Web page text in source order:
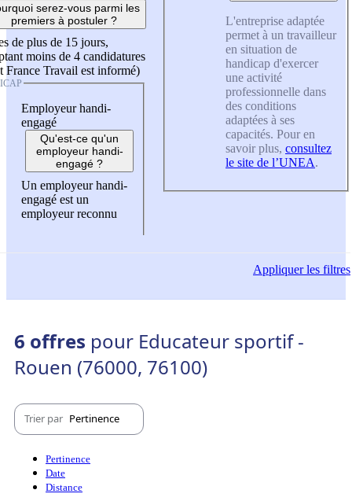
serez-vous parmi les
premiers à postuler ?
de plus de 15 jours,
moins de 4 candidatures
France Travail est informé)
Employeur handi-
engagé
Qu'est-ce qu'un
employeur handi-
engagé ?
Un employeur handi-
engagé est un
employeur reconnu
L'entreprise adaptée
permet à un travailleur
en situation de
handicap d'exercer
une activité
professionnelle dans
des conditions
adaptées à ses
capacités. Pour en
savoir plus, consultez
le site de l’UNEA.
Appliquerles filtres
6 offres pour Educateur sportif -
Rouen (76000, 76100)
Trier par Pertinence
Pertinence
Date
Distance